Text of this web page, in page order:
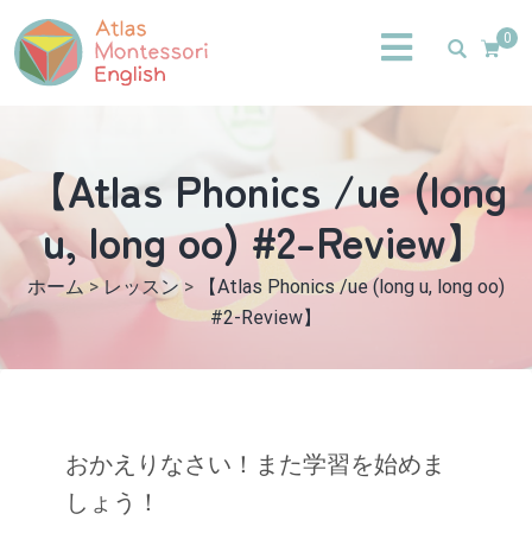
0
【Atlas Phonics /ue (long
u, long oo) #2-Review】
ホーム>レッスン>
【Atlas Phonics /ue (long u, long oo)
#2-Review】
おかえりなさい！また学習を始めま
しょう！